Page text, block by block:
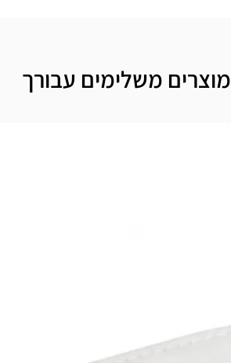
מוצרים משלימים עבורך